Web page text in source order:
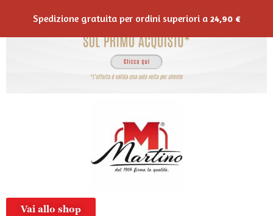
Vai allo shop
Spedizione gratuita per ordini superiori a 24,90 €